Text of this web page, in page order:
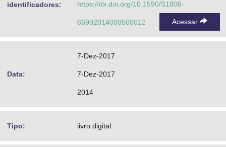
identificadores: https://dx.doi.org/10.1590/S1806-
66902014000500012 Acessar
Data:
7-Dez-2017
7-Dez-2017
2014
Tipo: livro digital